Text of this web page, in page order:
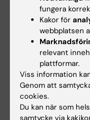
All litteratur på
litteratur och
Litteraturen här
du som student
kommer att
gång.
fungera
Kakor för
webbplatsen
relevant
plattformar.
Viss information
Genom att
cookies.
Du kan när som
samtycke via